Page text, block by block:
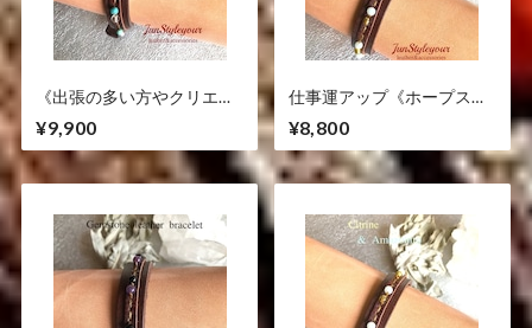
《出張の多い方やクリエイ
ティブなお仕事の方にも》
ターコイズ/水晶
¥9,900
仕事運アップ《ホープスト
ーンと希望の石で気分スッ
キリ商売繁盛》アマゾナイ
ト/シトリン
¥8,800